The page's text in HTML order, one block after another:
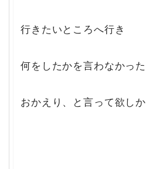
行きたいところへ行き
何をしたかを言わなかっ
おかえり、と言って欲し